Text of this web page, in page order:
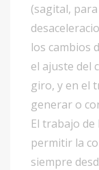
(sagital,
los cambios
el ajuste del
giro, y en el
generar o
El trabajo de
permitir la
siempre